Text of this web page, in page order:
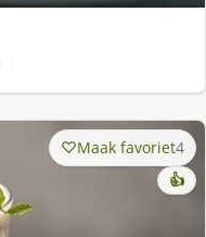
Maak favoriet4
👍